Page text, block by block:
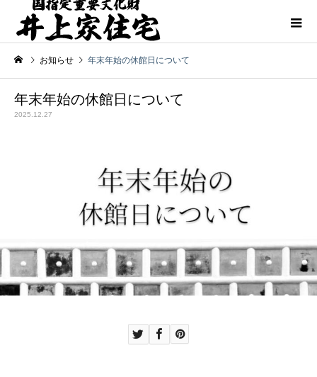
お知らせ 年末年始の休館日について
年末年始の休館日について
2025.12.27